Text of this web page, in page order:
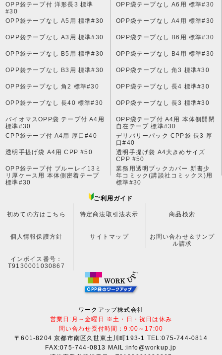
OPP袋テープ付 洋形長3 標準
#30
OPP袋テープなし A6用 標準#30
OPP袋テープなし A5用 標準#30 OPP袋テープなし A4用 標準#30
OPP袋テープなし A3用 標準#30 OPP袋テープなし B6用 標準#30
OPP袋テープなし B5用 標準#30 OPP袋テープなし B4用 標準#30
OPP袋テープなし B3用 標準#30 OPP袋テープなし 角3 標準#30
OPP袋テープなし 角2 標準#30 OPP袋テープなし 長4 標準#30
OPP袋テープなし 長40 標準#30 OPP袋テープなし 長3 標準#30
バイオマスOPP袋 テープ付 A4用
標準#30
OPP袋テープ付 A4用 本体側開閉
自在テープ 標準#30
CPP袋テープ付 A4用 厚口#40
デリバリーパック CPP袋 長3 厚
口#40
透明手提げ袋 A4用 CPP #50
透明手提げ袋 A4大きめサイズ
CPP #50
OPP袋テープ付 ブルーレイ13ミ
リ厚ケース用 本体側密着テープ
標準#30
業務用透明ブックカバー 新書少
年コミック(講談社コミックス)用
標準#30
ご利用ガイド
初めての方はこちら 特定商法取引法表示 商品検索
個人情報保護方針 サイトマップ
お問い合わせ＆サンプ
ル請求
インボイス番号：
T9130001030867
ワークアップ株式会社
営業日:月～金曜日 ※土・日・祝日は休み
問い合わせ受付時間：9:00～17:00
〒601-8204 京都市南区久世東土川町193-1 TEL:075-744-0814
FAX:075-744-0813 MAIL:info@workup.jp